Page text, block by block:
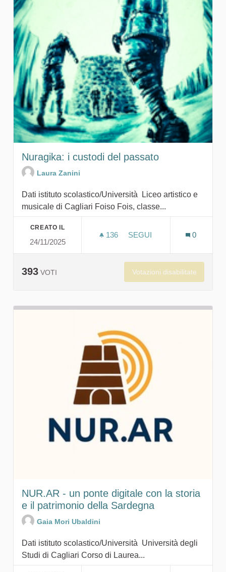
Nuragika: i custodi del passato
Laura Zanini
Dati istituto scolastico/Università Liceo artistico e
musicale di Cagliari Foiso Fois, classe...
CREATO IL
24/11/2025
136 136 SOSTENITORI
SEGUI
0
393 VOTI Votazioni disabilitate
NUR.AR - un ponte digitale con la storia
e il patrimonio della Sardegna
Gaia Mori Ubaldini
Dati istituto scolastico/Università Università degli
Studi di Cagliari Corso di Laurea...